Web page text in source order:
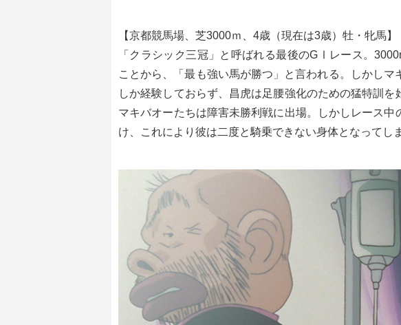
【京都競馬場、芝3000ｍ、4歳（現在は3歳）牡・牝馬】
「クラシック三冠」と呼ばれる最後のGⅠレース。
ことから、「最も強い馬が勝つ」と言われる。しかしマ
しか経験しておらず、昌虎は足腰強化のための猛特訓
マキバオーたちは障害未勝利戦に出場。しかしレース
け、これにより彼は二度と騎乗できない身体となってし